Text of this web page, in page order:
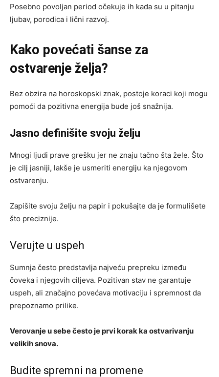
Posebno povoljan period očekuje ih kada su u pitanju
ljubav, porodica i lični razvoj.
Kako povećati šanse za
ostvarenje želja?
Bez obzira na horoskopski znak, postoje koraci koji mogu
pomoći da pozitivna energija bude još snažnija.
Jasno definišite svoju želju
Mnogi ljudi prave grešku jer ne znaju tačno šta žele. Što
je cilj jasniji, lakše je usmeriti energiju ka njegovom
ostvarenju.
Zapišite svoju želju na papir i pokušajte da je formulišete
što preciznije.
Verujte u uspeh
Sumnja često predstavlja najveću prepreku između
čoveka i njegovih ciljeva. Pozitivan stav ne garantuje
uspeh, ali značajno povećava motivaciju i spremnost da
prepoznamo prilike.
Verovanje u sebe često je prvi korak ka ostvarivanju
velikih snova.
Budite spremni na promene